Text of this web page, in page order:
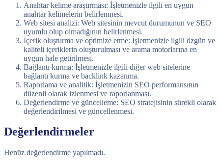
Anahtar kelime araştırması: İşletmenizle ilgili en uygun
anahtar kelimelerin belirlenmesi.
Web sitesi analizi: Web sitesinin mevcut durumunun ve SEO
uyumlu olup olmadığının belirlenmesi.
İçerik oluşturma ve optimize etme: İşletmenizle ilgili özgün ve
kaliteli içeriklerin oluşturulması ve arama motorlarına en
uygun hale getirilmesi.
Bağlantı kurma: İşletmenizle ilgili diğer web sitelerine
bağlantı kurma ve backlink kazanma.
Raporlama ve analitik: İşletmenizin SEO performansının
düzenli olarak izlenmesi ve raporlanması.
Değerlendirme ve güncelleme: SEO stratejisinin sürekli olarak
değerlendirilmesi ve güncellenmesi.
Değerlendirmeler
Henüz değerlendirme yapılmadı.